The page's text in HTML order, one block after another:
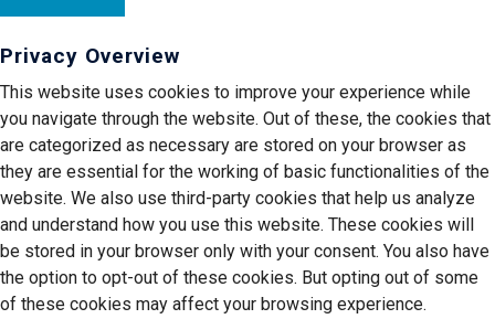
Privacy Overview
This website uses cookies to improve your experience while
you navigate through the website. Out of these, the cookies that
are categorized as necessary are stored on your browser as
they are essential for the working of basic functionalities of the
website. We also use third-party cookies that help us analyze
and understand how you use this website. These cookies will
be stored in your browser only with your consent. You also have
the option to opt-out of these cookies. But opting out of some
of these cookies may affect your browsing experience.